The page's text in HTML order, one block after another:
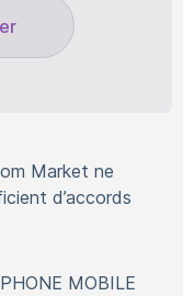
Market ne
d’accords
MOBILE